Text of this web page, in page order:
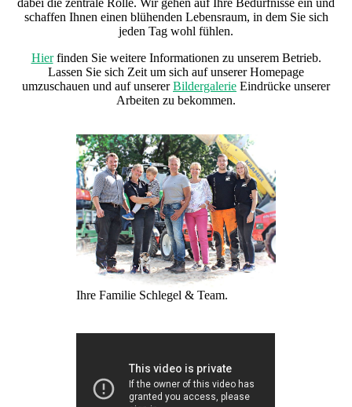
schaffen Ihnen einen blühenden Lebensraum, in dem Sie sich
jeden Tag wohl fühlen.
Hierfinden Sie weitere Informationen zu unserem Betrieb.
Lassen Sie sich Zeit um sich auf unserer Homepage
umzuschauen und auf unsererBildergalerie Eindrücke unserer
Arbeiten zu bekommen.
Ihre Familie Schlegel & Team.